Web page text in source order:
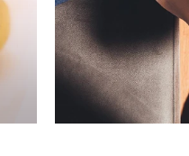
GROSSARL S